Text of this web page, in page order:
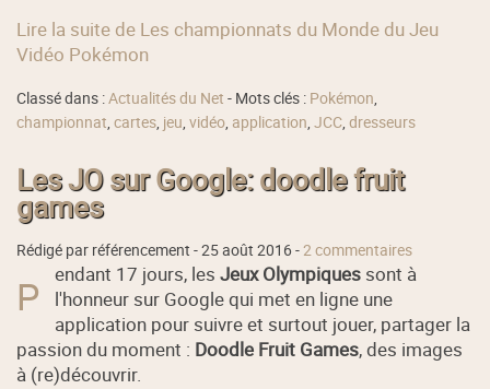
Lire la suite de Les championnats du Monde du Jeu
Vidéo Pokémon
Classé dans :Actualités du Net - Mots clés : Pokémon
championnat ,cartes jeu ,vidéo application ,JCC ,dresseurs
Les JO sur Google: doodle fruit
games
Rédigé par référencement -25 août 2016-2 commentaires
P endant 17 jours, lesJeux Olympiques sont à
l'honneur sur Google qui met en ligne une
application pour suivre et surtout jouer, partager la
passion du moment : Doodle Fruit Games, des images
à (re)découvrir.